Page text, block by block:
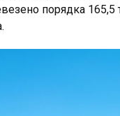
порядка 165,5